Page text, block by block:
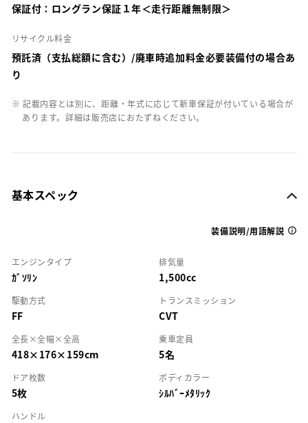
保証付：ロングラン保証１年＜走行距離無制限＞
リサイクル料金
預託済（支払総額に含む）/廃車時追加料金必要装備付の場合あ
り
※ 記載内容とは別に、距離・年式に応じて新車保証が付いている場合が
あります。詳細は販売店におたずねください。
基本スペック
装備説明/用語解説
エンジンタイプ
ｶﾞｿﾘﾝ
排気量
1,500cc
駆動方式
FF
トランスミッション
CVT
全長×全幅×全高
418×176×159cm
乗車定員
5名
ドア枚数
5枚
ボディカラー
ｼﾙﾊﾞｰﾒﾀﾘｯｸ
ハンドル